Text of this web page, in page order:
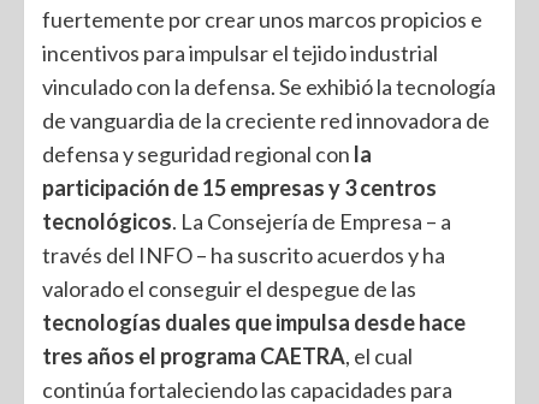
fuertemente por crear unos marcos propicios e
incentivos para impulsar el tejido industrial
vinculado con la defensa. Se exhibió la tecnología
de vanguardia de la creciente red innovadora de
defensa y seguridad regional con la
participación de 15 empresas y 3 centros
tecnológicos. La Consejería de Empresa – a
través del INFO – ha suscrito acuerdos y ha
valorado el conseguir el despegue de las
tecnologías duales que impulsa desde hace
tres años el programa CAETRA, el cual
continúa fortaleciendo las capacidades para